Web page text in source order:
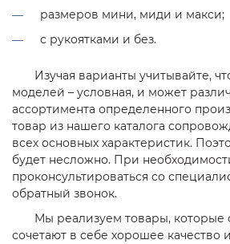
размеров мини, миди и макси;
с рукоятками и без.
Изучая варианты учитывайте,
моделей – условная, и может
ассортимента определенного
товар из нашего каталога
всех основных характеристик.
будет несложно. При
проконсультироваться со
обратный звонок.
Мы реализуем товары, которые
сочетают в себе хорошее качество